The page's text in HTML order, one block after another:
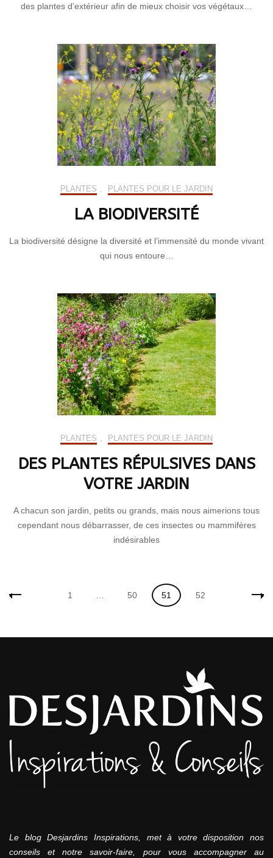
des plantes d’extérieur afin de mieux choisir vos végétaux…
PLANTES PLANTES POUR LE JARDIN
LA BIODIVERSITÉ
La biodiversité désigne la diversité et l’immensité du monde vivant
qui nous entoure…
PLANTES PLANTES POUR LE JARDIN
DES PLANTES RÉPULSIVES DANS
VOTRE JARDIN
A chacun son jardin, petits ou grands, mais nous aimerions tous
cependant nous débarrasser, de ces insectes ou mammifères
indésirables
NavigationPage
1 Page
50 Page
51 Page
52
Le blog Desjardins Inspirations, met à votre disposition nos
conseils et notre savoir-faire, pour vous accompagner au